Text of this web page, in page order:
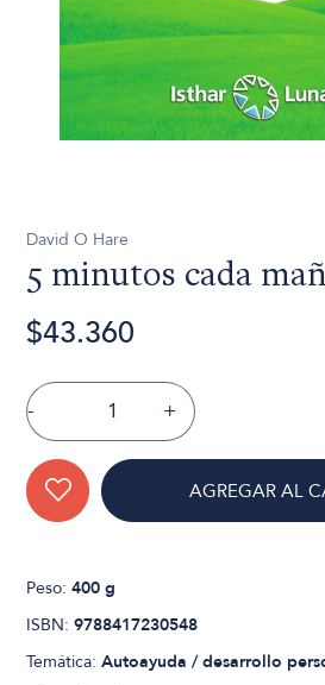
David O Hare
5 minutos cada
$43.360
- +
AGREGAR AL
Peso:400 g
ISBN:9788417230548
Temática:Autoayuda / desarrollo